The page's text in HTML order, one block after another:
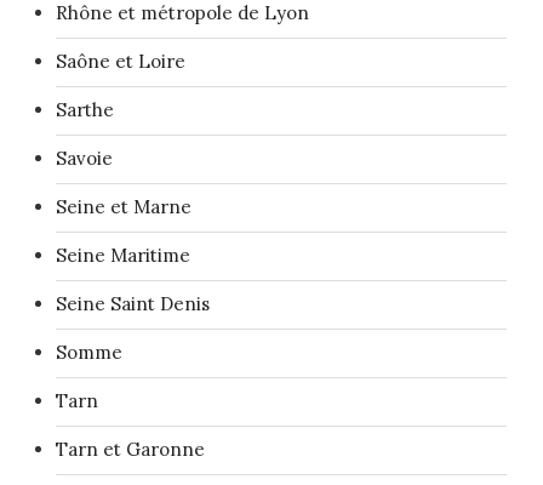
Rhône et métropole de Lyon
Saône et Loire
Sarthe
Savoie
Seine et Marne
Seine Maritime
Seine Saint Denis
Somme
Tarn
Tarn et Garonne